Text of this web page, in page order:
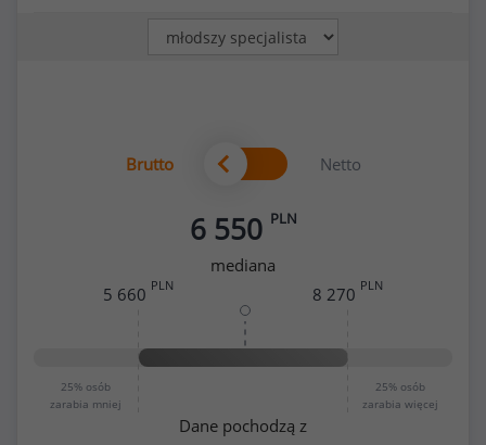
Brutto Netto
6 550 PLN
mediana
25% osób
zarabia mniej
25% osób
zarabia więcej
5 660 PLN 8 270 PLN
Dane pochodzą z